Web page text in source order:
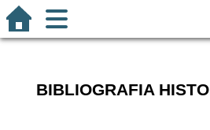
BIBLIOGRAFIA